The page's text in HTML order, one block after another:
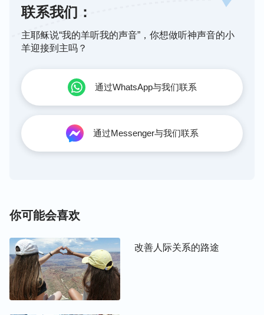
神对人类的生命供应与神的拯救，人类的需求、人类
神的人才是活在光明中的人，真实认识神直接达到的
了，明白真理得着真理了，他的世界观、人生观就发
生真实的变化了，随之生命性情也发生真实的变化
了。人有了正确的人生目标，能追求真理凭真理做
人，绝对顺服神凭神的话活着，心灵深处感觉踏实亮
堂，心里没有一点儿黑暗，完全释放自由地活在神面
的称许，说你是合格的受造之物，你活出人样了，这
才是最有意义的人生。
神的话使我豁然开朗，我们需要的不是物质生活有多
丰富，而是需要神生命的供应，需要神话语的牧养浇
灌，我们的心灵才能得到供应和滋养。离开了神的看
联系我们：
主耶稣说“我的羊听我的声音”，你想做听神声音的小
羊迎接到主吗？
通过WhatsApp与我们联系
通过Messenger与我们联系
你可能会喜欢
改善人际关系的路途